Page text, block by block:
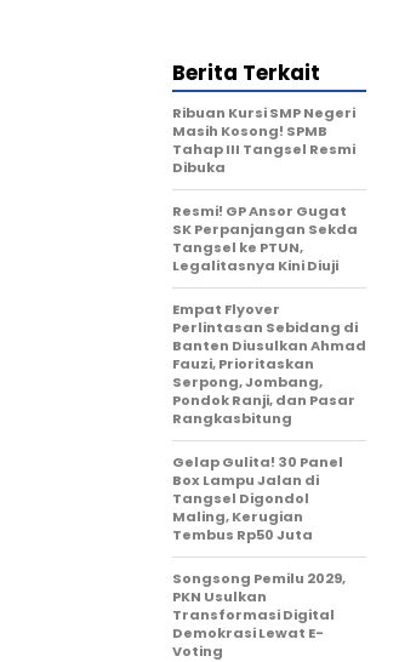
Berita Terkait
Ribuan Kursi SMP Negeri
Masih Kosong! SPMB
Tahap III Tangsel Resmi
Dibuka
Resmi! GP Ansor Gugat
SK Perpanjangan Sekda
Tangsel ke PTUN,
Legalitasnya Kini Diuji
Empat Flyover
Perlintasan Sebidang di
Banten Diusulkan Ahmad
Fauzi, Prioritaskan
Serpong, Jombang,
Pondok Ranji, dan Pasar
Rangkasbitung
Gelap Gulita! 30 Panel
Box Lampu Jalan di
Tangsel Digondol
Maling, Kerugian
Tembus Rp50 Juta
Songsong Pemilu 2029,
PKN Usulkan
Transformasi Digital
Demokrasi Lewat E-
Voting